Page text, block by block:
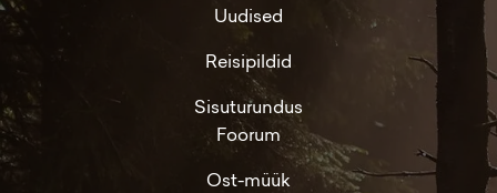
Uudised
Reisipildid
Sisuturundus
Foorum
Ost-müük